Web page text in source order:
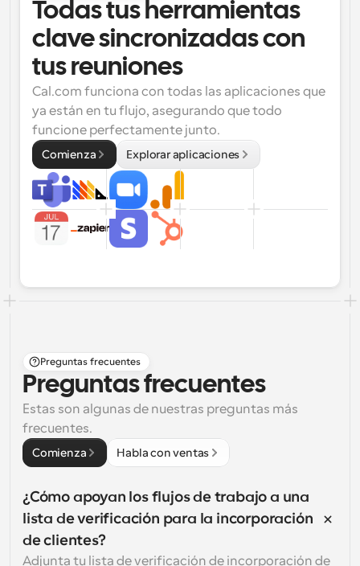
Todas tus herramientas
clave sincronizadas con
tus reuniones
Cal.com funciona con todas las aplicaciones que
ya están en tu flujo, asegurando que todo
funcione perfectamente junto.
Comienza Explorar aplicaciones
Preguntas frecuentes
Preguntas frecuentes
Estas son algunas de nuestras preguntas más
frecuentes.
Comienza Habla con ventas
¿Cómo apoyan los flujos de trabajo a una
lista de verificación para la incorporación
de clientes?
Adjunta tu lista de verificación de incorporación de